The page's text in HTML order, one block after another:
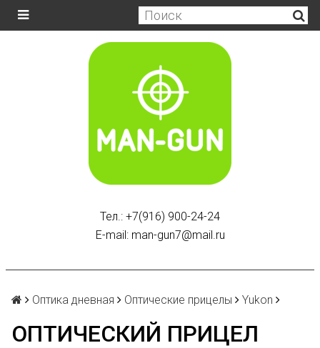
Тел.: +7(916) 900-24-24
E-mail: man-gun7@mail.ru
Оптика дневная Оптические прицелы Yukon
ОПТИЧЕСКИЙ ПРИЦЕЛ